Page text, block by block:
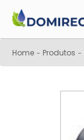
Home - Produtos -